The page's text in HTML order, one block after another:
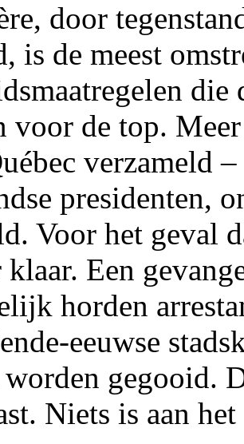
door
is de meest
die
voor de top.
verzameld
presidenten,
Voor het geval
klaar. Een
horden
eeuwse
worden gegooid.
Niets is aan